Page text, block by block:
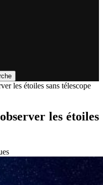
les étoiles sans télescope
les étoiles